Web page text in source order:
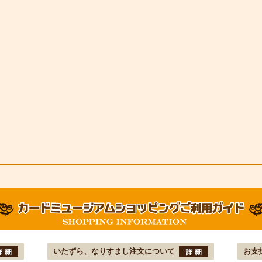
いたずら、なりすまし注文について お支